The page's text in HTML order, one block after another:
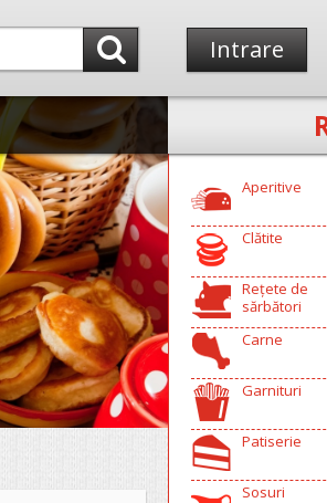
Intrare
Aperitive
Clătite
Rețete de
sărbători
Carne
Garnituri
Patiserie
Sosuri